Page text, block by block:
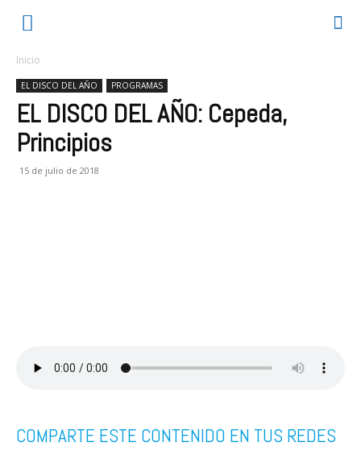
Inicio
EL DISCO DEL AÑO PROGRAMAS
EL DISCO DEL AÑO: Cepeda,
Principios
15 de julio de 2018
COMPARTE ESTE CONTENIDO EN TUS REDES